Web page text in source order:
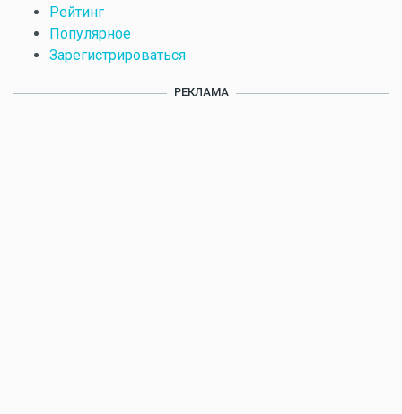
Рейтинг
Популярное
Зарегистрироваться
РЕКЛАМА